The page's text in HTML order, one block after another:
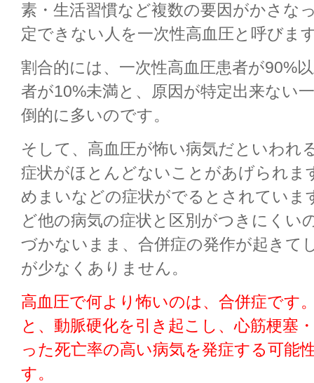
素・生活習慣など複数の要因がかさな
定できない人を一次性高血圧と呼びま
割合的には、一次性高血圧患者が90%
者が10%未満と、原因が特定出来ない
倒的に多いのです。
そして、高血圧が怖い病気だといわれ
症状がほとんどないことがあげられま
めまいなどの症状がでるとされていま
ど他の病気の症状と区別がつきにくい
づかないまま、合併症の発作が起きて
が少なくありません。
高血圧で何より怖いのは、合併症です
と、動脈硬化を引き起こし、心筋梗塞
った死亡率の高い病気を発症する可能
す。